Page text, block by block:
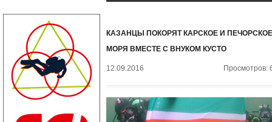
КАЗАНЦЫ ПОКОРЯТ КАРСКОЕ И ПЕЧОРСКОЕ
МОРЯ ВМЕСТЕ С ВНУКОМ КУСТО
12.09.2016 Просмотров: